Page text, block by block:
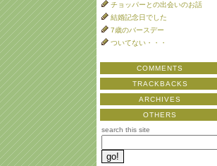
チョッパーとの出会いのお話
結婚記念日でした
7歳のバースデー
ついてない・・・
COMMENTS
TRACKBACKS
ARCHIVES
OTHERS
search this site